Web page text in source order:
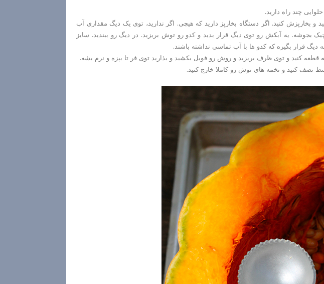
چند راه دارید.
و بخارپزش کنید. اگر دستگاه بخارپز دارید که هیچی. اگر ندارید، توی یک دیگ مقداری آب
بجوشه. یه آبکش رو توی دیگ قرار بدید و کدو رو توش بریزید. در دیگ رو ببندید. سایز
قرار بگیره که کدو ها با آب تماسی نداشته باشند.
قطعه کنید و توی ظرف بریزید و روش رو فویل بکشید و بذارید توی فر تا بپزه و نرم بشه.
نصف کنید و تخمه های توش رو کاملا خارج کنید.